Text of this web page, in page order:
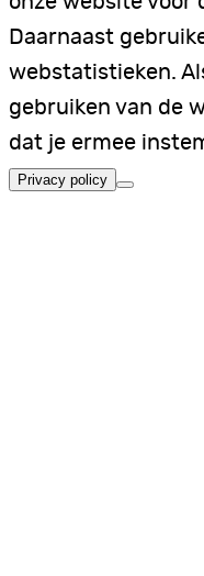
Daarnaast
webstatistieken.
gebruiken van de
dat je ermee
Privacy policy